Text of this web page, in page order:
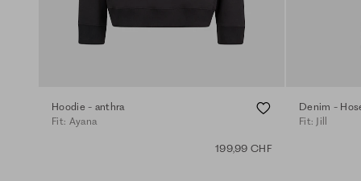
Hoodie - anthra
Fit: Ayana
199,99 CHF
Denim -
Fit: Jill